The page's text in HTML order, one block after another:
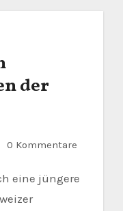
der
0 Kommentare